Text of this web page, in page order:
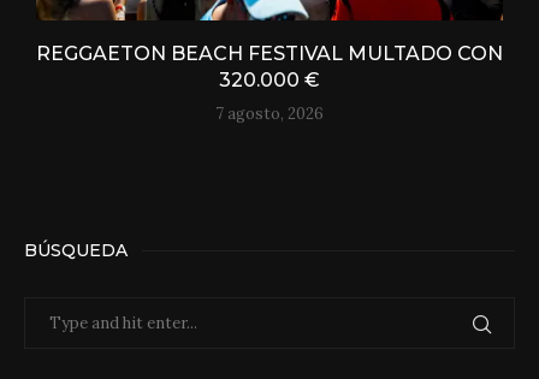
REGGAETON BEACH FESTIVAL MULTADO CON
320.000 €
7 agosto, 2026
BÚSQUEDA